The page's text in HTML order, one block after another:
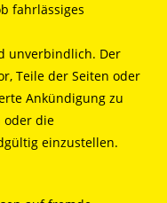
fahrlässiges
unverbindlich. Der
Teile der Seiten oder
Ankündigung zu
oder die
einzustellen.